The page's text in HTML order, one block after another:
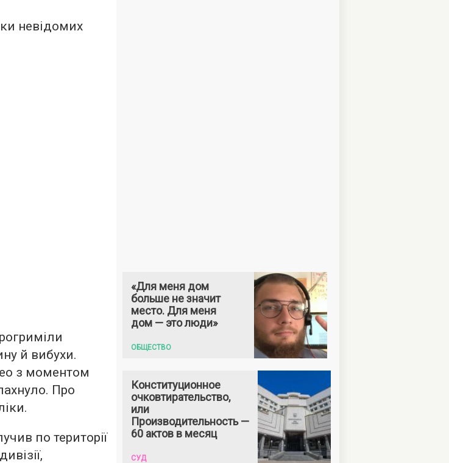
невідомих
й вибухи.
з моментом
Про
по території
«Для меня дом
больше не значит
место. Для меня
дом — это люди»
ОБЩЕСТВО
Конституционное
очковтирательство,
или
Производительность —
60 актов в месяц
СУД